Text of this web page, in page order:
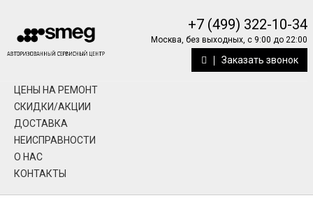
+7 (499) 322-10-34
Москва, без выходных, с 9:00 до 22:00
Заказать звонок
ЦЕНЫ НА РЕМОНТ
СКИДКИ/АКЦИИ
ДОСТАВКА
НЕИСПРАВНОСТИ
О НАС
КОНТАКТЫ